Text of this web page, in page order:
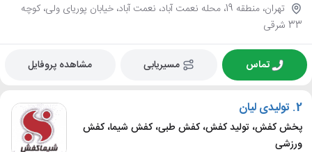
تهران، منطقه 19، محله نعمت آباد، نعمت آباد، خیابان پوریای ولی، کوچه
33 شرقی
تماس مسیریابی مشاهده پروفایل
2. تولیدی لیان
پخش کفش، تولید کفش، کفش طبی، کفش شیما، کفش
ورزشی